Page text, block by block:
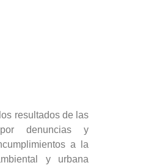
resultados de las
por denuncias y
a la
y urbana